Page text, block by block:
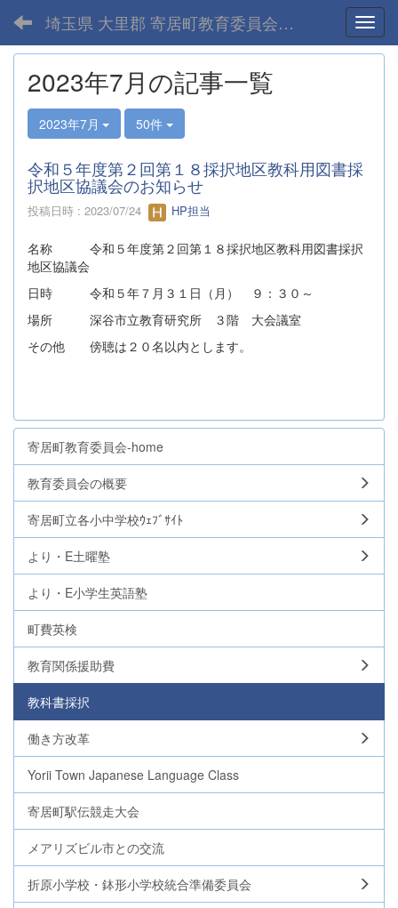
埼玉県 大里郡 寄居町教育委員会-home
2023年7月の記事一覧
2023年7月 50件
令和５年度第２回第１８採択地区教科用図書採
択地区協議会のお知らせ
投稿日時 : 2023/07/24 HP担当
名称 令和５年度第２回第１８採択地区教科用図書採択
地区協議会
日時 令和５年７月３１日（月） ９：３０～
場所 深谷市立教育研究所 ３階 大会議室
その他 傍聴は２０名以内とします。
寄居町教育委員会-home
教育委員会の概要
寄居町立各小中学校ｳｪﾌﾞｻｲﾄ
より・E土曜塾
より・E小学生英語塾
町費英検
教育関係援助費
教科書採択
働き方改革
Yorii Town Japanese Language Class
寄居町駅伝競走大会
メアリズビル市との交流
折原小学校・鉢形小学校統合準備委員会